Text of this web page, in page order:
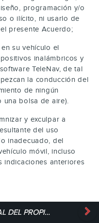
programación y/o
o ilícito, ni usarlo de
presente Acuerdo;
su vehículo el
inalámbricos y
TeleNav, de tal
la conducción del
de ningún
una bolsa de aire).
y exculpar a
del uso
inadecuado, del
móvil, incluso
indicaciones anteriores
el software
a TeleNav
2018 MKZ HYBRID MANUAL DEL PROPIETARIO